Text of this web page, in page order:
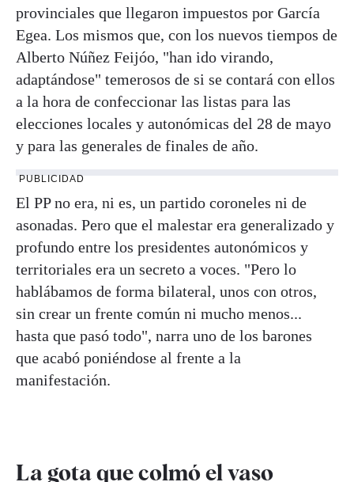
provinciales que llegaron impuestos por García
Egea. Los mismos que, con los nuevos tiempos de
Alberto Núñez Feijóo, "han ido virando,
adaptándose" temerosos de si se contará con ellos
a la hora de confeccionar las listas para las
elecciones locales y autonómicas del 28 de mayo
y para las generales de finales de año.
PUBLICIDAD
El PP no era, ni es, un partido coroneles ni de
asonadas. Pero que el malestar era generalizado y
profundo entre los presidentes autonómicos y
territoriales era un secreto a voces. "Pero lo
hablábamos de forma bilateral, unos con otros,
sin crear un frente común ni mucho menos...
hasta que pasó todo", narra uno de los barones
que acabó poniéndose al frente a la
manifestación.
La gota que colmó el vaso